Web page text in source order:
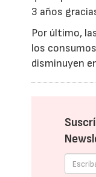
3 años
Por último,
los
disminuyen